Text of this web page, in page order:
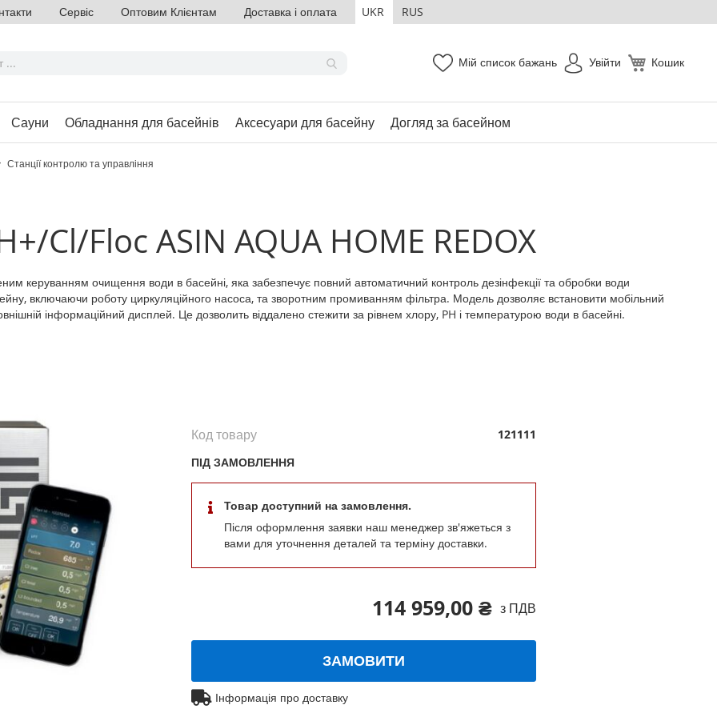
Сервіс Оптовим Клієнтам Доставка і оплата UKR RUS
Кошик
Мій список бажань Увійти
Сауни Обладнання для басейнів Аксесуари для басейну Догляд за басейном
Станції контролю та управління
Cl/Floc ASIN AQUA HOME REDOX
керуванням очищення води в басейні, яка забезпечує повний автоматичний контроль дезінфекції та обробки води
включаючи роботу циркуляційного насоса, та зворотним промиванням фільтра. Модель дозволяє встановити мобільний
інформаційний дисплей. Це дозволить віддалено стежити за рівнем хлору, PH і температурою води в басейні.
114 959,00 ₴ з ПДВ
ПІД ЗАМОВЛЕННЯ
Товар доступний на замовлення.
Після оформлення заявки наш менеджер зв'яжеться з
вами для уточнення деталей та терміну доставки.
Код товару 121111
ЗАМОВИТИ
Інформація про доставку